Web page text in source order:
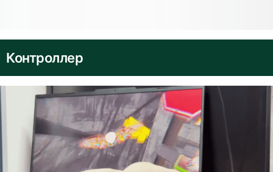
Контроллер